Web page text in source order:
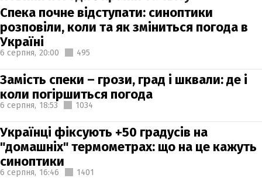
Спека почне відступати: синоптики
розповіли, коли та як зміниться погода в
Україні
6 серпня, 20:00 495
Замість спеки – грози, град і шквали: де і
коли погіршиться погода
6 серпня, 18:53 1034
Українці фіксують +50 градусів на
"домашніх" термометрах: що на це кажуть
синоптики
6 серпня, 16:46 1401